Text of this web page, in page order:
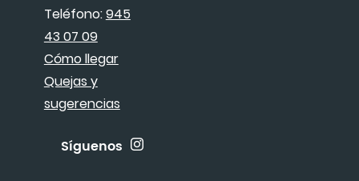
Teléfono:945
43 07 09
Cómo llegar
Quejas y
sugerencias
Síguenos